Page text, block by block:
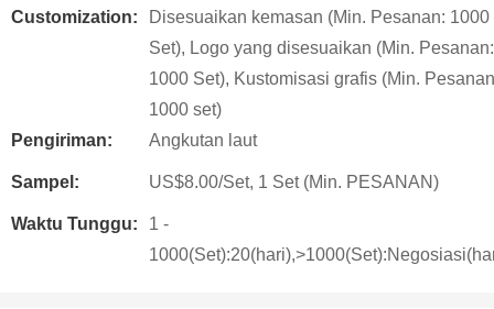
Customization:
Disesuaikan kemasan (Min. Pesanan: 1000
Set), Logo yang disesuaikan (Min. Pesanan:
1000 Set), Kustomisasi grafis (Min.
1000 set)
Pengiriman:
Angkutan laut
Sampel: US$8.00/Set, 1 Set (Min. PESANAN)
Waktu Tunggu:
1 -